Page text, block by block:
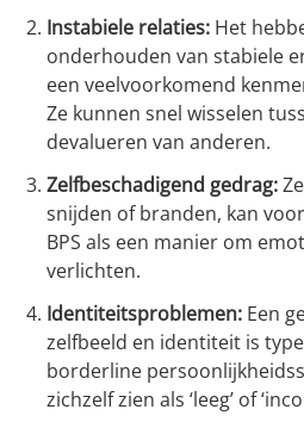
Instabiele relaties:Het
onderhouden van stabiele
een veelvoorkomend
Ze kunnen snel wisselen
devalueren van anderen.
Zelfbeschadigend gedrag:
snijden of branden, kan
BPS als een manier om
verlichten.
Identiteitsproblemen:Een
zelfbeeld en identiteit is
borderline
zichzelf zien als ‘leeg’ of